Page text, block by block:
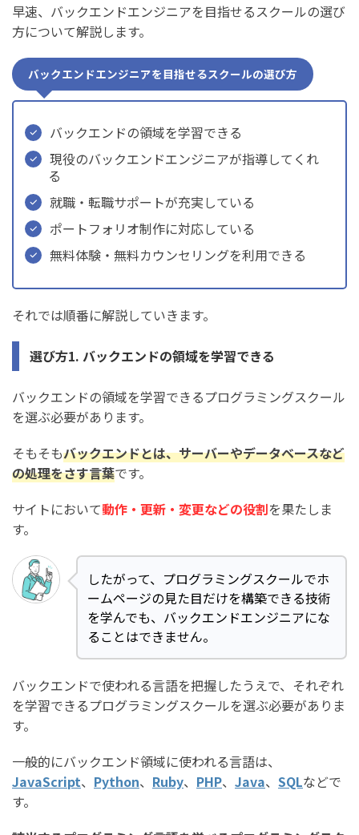
早速、バックエンドエンジニアを目指せるスクールの選び
方について解説します。
バックエンドエンジニアを目指せるスクールの選び方
バックエンドの領域を学習できる
現役のバックエンドエンジニアが指導してくれ
る
就職・転職サポートが充実している
ポートフォリオ制作に対応している
無料体験・無料カウンセリングを利用できる
それでは順番に解説していきます。
選び方1. バックエンドの領域を学習できる
バックエンドの領域を学習できるプログラミングスクール
を選ぶ必要があります。
そもそもバックエンドとは、サーバーやデータベースなど
の処理をさす言葉です。
サイトにおいて動作・更新・変更などの役割を果たしま
す。
したがって、プログラミングスクールでホ
ームページの見た目だけを構築できる技術
を学んでも、バックエンドエンジニアにな
ることはできません。
バックエンドで使われる言語を把握したうえで、それぞれ
を学習できるプログラミングスクールを選ぶ必要がありま
す。
一般的にバックエンド領域に使われる言語は、
JavaScript、 Python、 Ruby、 PHP、 Java、 SQLなどで
す。